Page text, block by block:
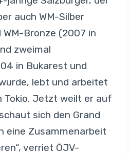
auch WM-Silber
Bronze (2007 in
zweimal
in Bukarest und
lebt und arbeitet
Tokio. Jetzt weilt er auf
sich den Grand
eine Zusammenarbeit
verriet ÖJV-